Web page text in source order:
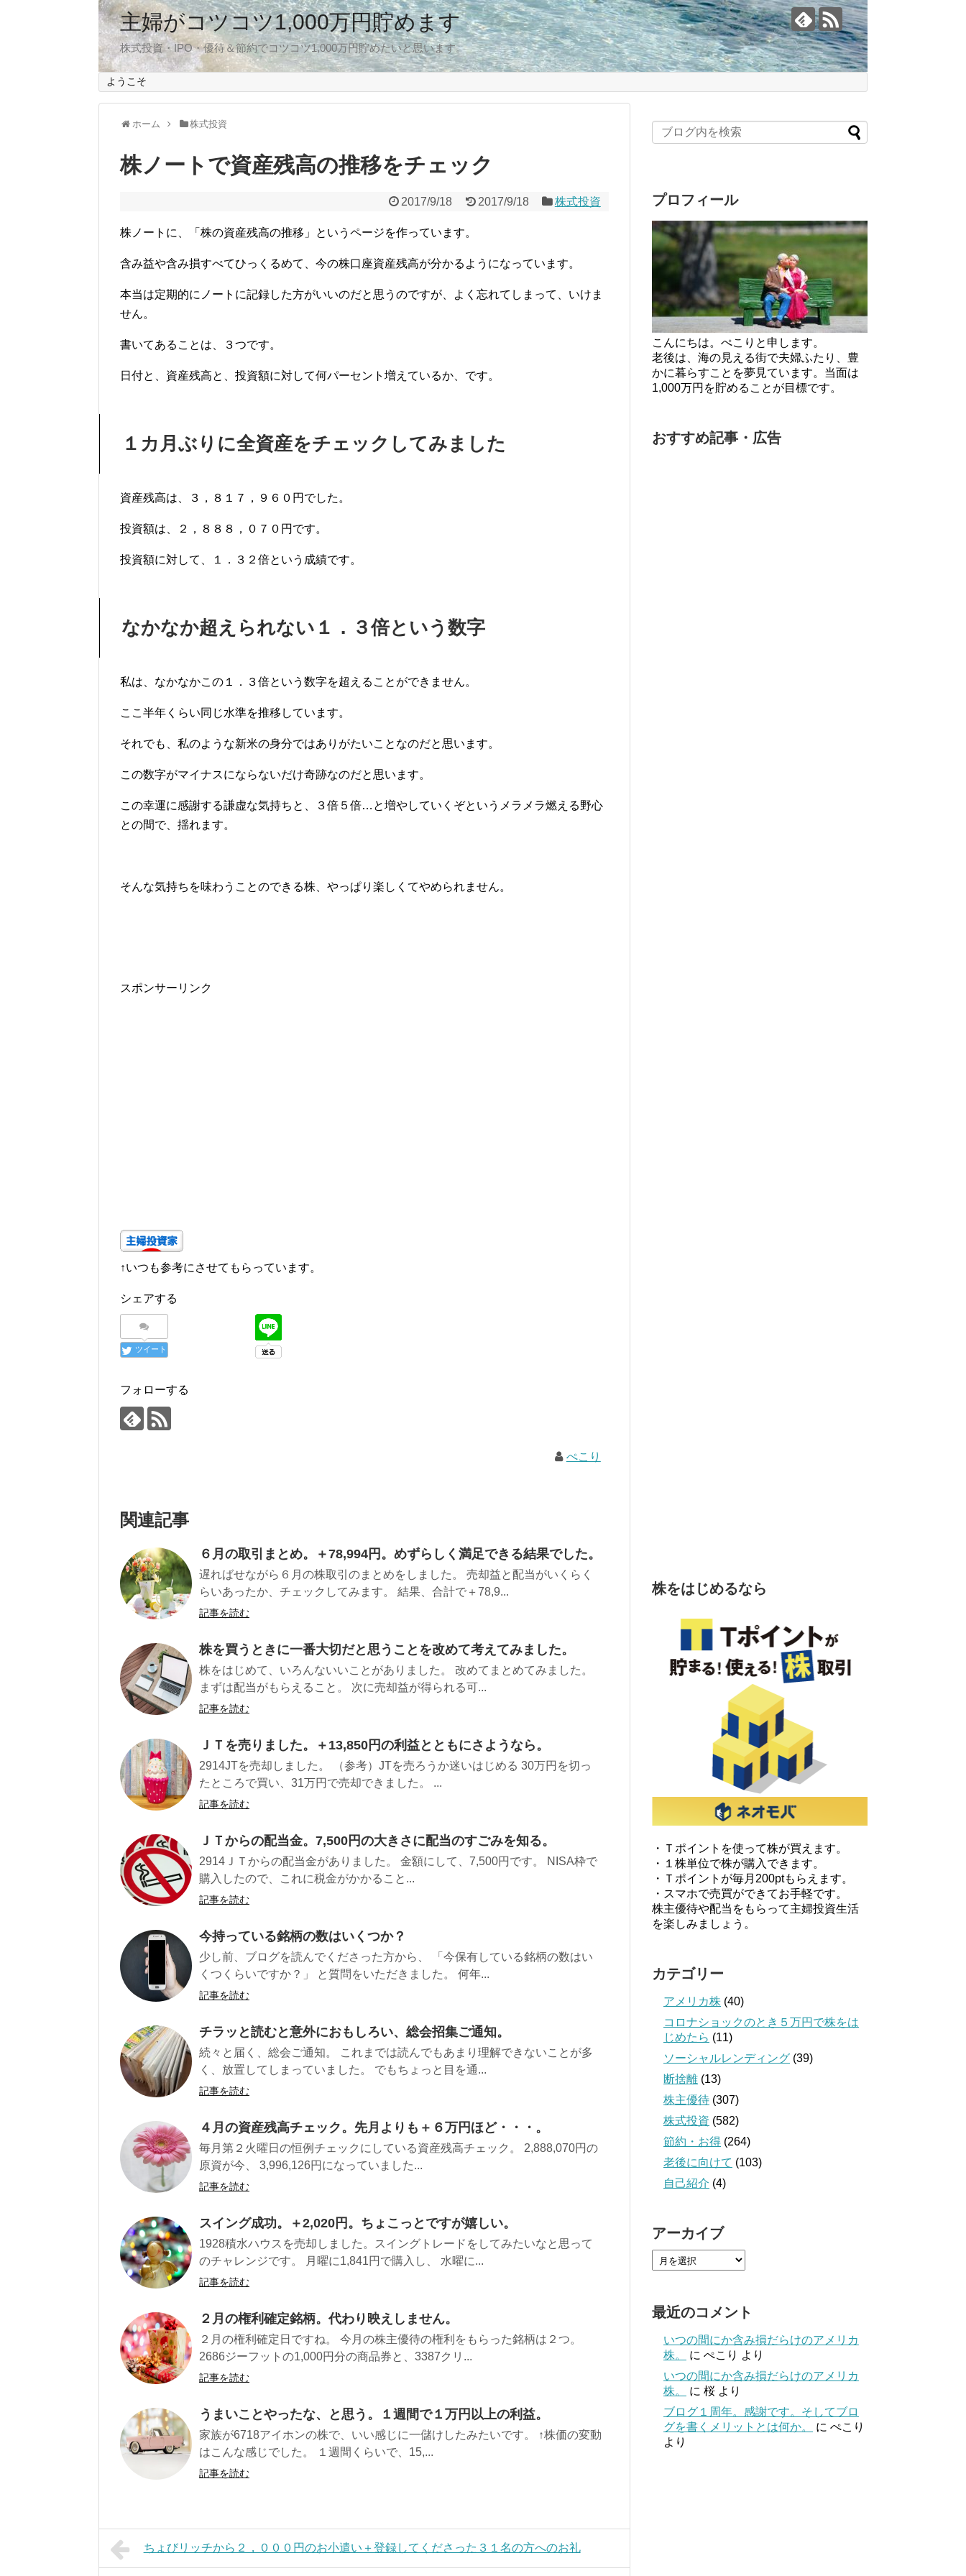
主婦がコツコツ1,000万円貯めます
株式投資・IPO・優待＆節約でコツコツ1,000万円貯めたいと思います。
ようこそ
ホーム 株式投資
株ノートで資産残高の推移をチェック
2017/9/18 2017/9/18 株式投資
株ノートに、「株の資産残高の推移」というページを作っています。
含み益や含み損すべてひっくるめて、今の株口座資産残高が分かるようになっています。
本当は定期的にノートに記録した方がいいのだと思うのですが、よく忘れてしまって、いけま
せん。
書いてあることは、３つです。
日付と、資産残高と、投資額に対して何パーセント増えているか、です。
１カ月ぶりに全資産をチェックしてみました
資産残高は、３，８１７，９６０円でした。
投資額は、２，８８８，０７０円です。
投資額に対して、１．３２倍という成績です。
なかなか超えられない１．３倍という数字
私は、なかなかこの１．３倍という数字を超えることができません。
ここ半年くらい同じ水準を推移しています。
それでも、私のような新米の身分ではありがたいことなのだと思います。
この数字がマイナスにならないだけ奇跡なのだと思います。
この幸運に感謝する謙虚な気持ちと、３倍５倍…と増やしていくぞというメラメラ燃える野心
との間で、揺れます。
そんな気持ちを味わうことのできる株、やっぱり楽しくてやめられません。
スポンサーリンク
↑いつも参考にさせてもらっています。
シェアする
ツイート
フォローする
ぺこり
関連記事
６月の取引まとめ。＋78,994円。めずらしく満足できる結果でした。
遅ればせながら６月の株取引のまとめをしました。 売却益と配当がいくらく
らいあったか、チェックしてみます。 結果、合計で＋78,9...
記事を読む
株を買うときに一番大切だと思うことを改めて考えてみました。
株をはじめて、いろんないいことがありました。 改めてまとめてみました。
まずは配当がもらえること。 次に売却益が得られる可...
記事を読む
ＪＴを売りました。＋13,850円の利益とともにさようなら。
2914JTを売却しました。 （参考）JTを売ろうか迷いはじめる 30万円を切っ
たところで買い、31万円で売却できました。 ...
記事を読む
ＪＴからの配当金。7,500円の大きさに配当のすごみを知る。
2914ＪＴからの配当金がありました。 金額にして、7,500円です。 NISA枠で
購入したので、これに税金がかかること...
記事を読む
今持っている銘柄の数はいくつか？
少し前、ブログを読んでくださった方から、 「今保有している銘柄の数はい
くつくらいですか？」 と質問をいただきました。 何年...
記事を読む
チラッと読むと意外におもしろい、総会招集ご通知。
続々と届く、総会ご通知。 これまでは読んでもあまり理解できないことが多
く、放置してしまっていました。 でもちょっと目を通...
記事を読む
４月の資産残高チェック。先月よりも＋６万円ほど・・・。
毎月第２火曜日の恒例チェックにしている資産残高チェック。 2,888,070円の
原資が今、 3,996,126円になっていました...
記事を読む
スイング成功。＋2,020円。ちょこっとですが嬉しい。
1928積水ハウスを売却しました。スイングトレードをしてみたいなと思って
のチャレンジです。 月曜に1,841円で購入し、 水曜に...
記事を読む
２月の権利確定銘柄。代わり映えしません。
２月の権利確定日ですね。 今月の株主優待の権利をもらった銘柄は２つ。
2686ジーフットの1,000円分の商品券と、3387クリ...
記事を読む
うまいことやったな、と思う。１週間で１万円以上の利益。
家族が6718アイホンの株で、いい感じに一儲けしたみたいです。 ↑株価の変動
はこんな感じでした。 １週間くらいで、15,...
記事を読む
ちょびリッチから２，０００円のお小遣い＋登録してくださった３１名の方へのお礼
プロフィール
こんにちは。ぺこりと申します。
老後は、海の見える街で夫婦ふたり、豊
かに暮らすことを夢見ています。当面は
1,000万円を貯めることが目標です。
おすすめ記事・広告
株をはじめるなら
・Ｔポイントを使って株が買えます。
・１株単位で株が購入できます。
・Ｔポイントが毎月200ptもらえます。
・スマホで売買ができてお手軽です。
株主優待や配当をもらって主婦投資生活
を楽しみましょう。
カテゴリー
アメリカ株 (40)
コロナショックのとき５万円で株をは
じめたら (11)
ソーシャルレンディング (39)
断捨離 (13)
株主優待 (307)
株式投資 (582)
節約・お得 (264)
老後に向けて (103)
自己紹介 (4)
アーカイブ
最近のコメント
いつの間にか含み損だらけのアメリカ
株。
に ぺこり より
いつの間にか含み損だらけのアメリカ
株。
に 桜 より
ブログ１周年。感謝です。そしてブロ
グを書くメリットとは何か。
に ぺこり
より